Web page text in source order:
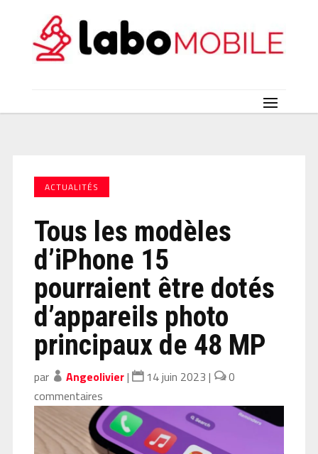
ACTUALITÉS
Tous les modèles
d’iPhone 15
pourraient être dotés
d’appareils photo
principaux de 48 MP
par Angeolivier| 14 juin 2023 |
0
commentaires